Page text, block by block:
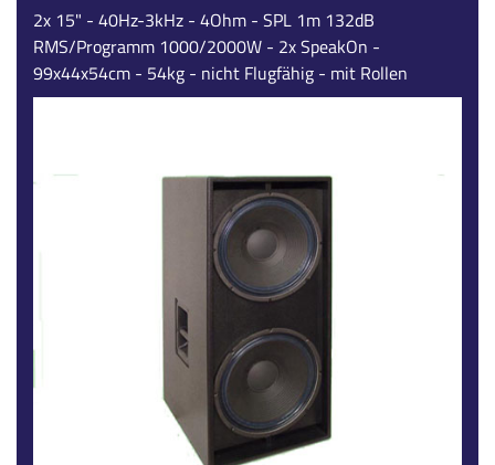
2x 15" - 40Hz-3kHz - 4Ohm - SPL 1m 132dB
RMS/Programm 1000/2000W - 2x SpeakOn -
99x44x54cm - 54kg - nicht Flugfähig - mit Rollen